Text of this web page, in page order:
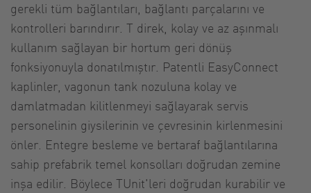
gerekli tüm bağlantıları, bağlantı parçalarını ve
kontrolleri barındırır. T direk, kolay ve az aşınmalı
kullanım sağlayan bir hortum geri dönüş
fonksiyonuyla donatılmıştır. Patentli EasyConnect
kaplinler, vagonun tank nozuluna kolay ve
damlatmadan kilitlenmeyi sağlayarak servis
personelinin giysilerinin ve çevresinin kirlenmesini
önler. Entegre besleme ve bertaraf bağlantılarına
sahip prefabrik temel konsolları doğrudan zemine
inşa edilir. Böylece TUnit'leri doğrudan kurabilir ve